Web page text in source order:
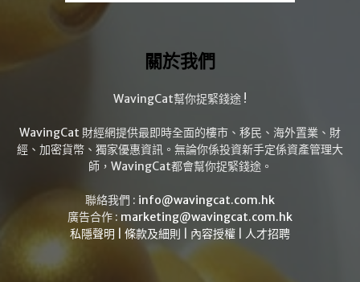
關於我們
WavingCat幫你捉緊錢途 !
WavingCat 財經網提供最即時全面的樓市、移民、海外置業、財
經、加密貨幣、獨家優惠資訊。無論你係投資新手定係資產管理大
師，WavingCat都會幫你捉緊錢途。
聯絡我們 : info@wavingcat.com.hk
廣告合作 : marketing@wavingcat.com.hk
私隱聲明
條款及細則 內容授權 人才招聘